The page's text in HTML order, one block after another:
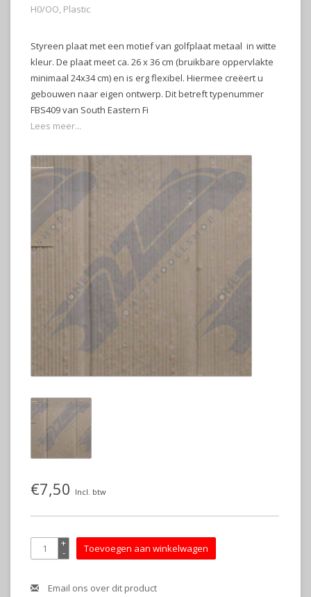
H0/OO, Plastic
Styreen plaat met een motief van golfplaat metaal in witte
kleur. De plaat meet ca. 26 x 36 cm (bruikbare oppervlakte
minimaal 24x34 cm) en is erg flexibel. Hiermee creëert u
gebouwen naar eigen ontwerp. Dit betreft typenummer
FBS409 van South Eastern Fi
Lees meer...
€7,50 Incl. btw
+
- Toevoegen aan winkelwagen
Email ons over dit product